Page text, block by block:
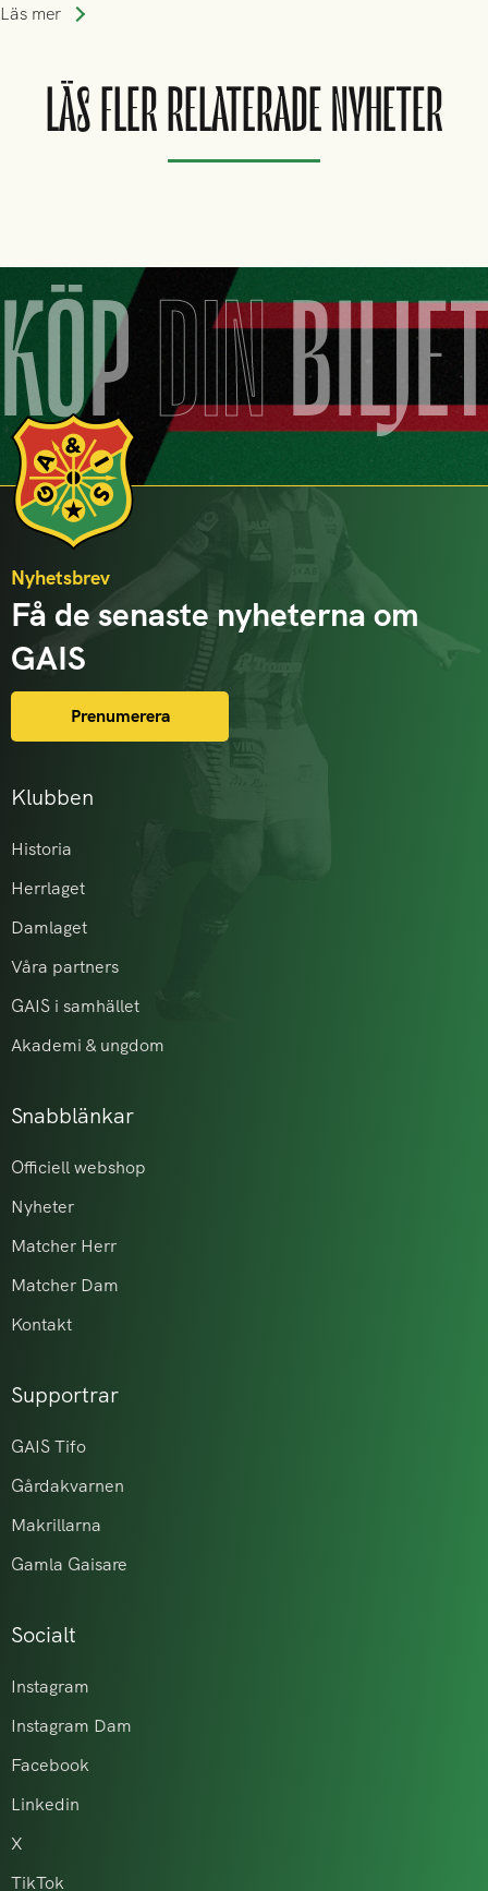
Läs mer
LÄS FLER RELATERADE NYHETER
KÖPDIN
Klubben
Historia
Herrlaget
Damlaget
Våra partners
GAIS i samhället
Akademi & ungdom
Snabblänkar
Officiell webshop
Nyheter
Matcher Herr
Matcher Dam
Kontakt
Supportrar
GAIS Tifo
Gårdakvarnen
Makrillarna
Gamla Gaisare
Socialt
Instagram
Instagram Dam
Facebook
Linkedin
X
TikTok
Nyhetsbrev
Få de senaste nyheterna om
GAIS
Prenumerera